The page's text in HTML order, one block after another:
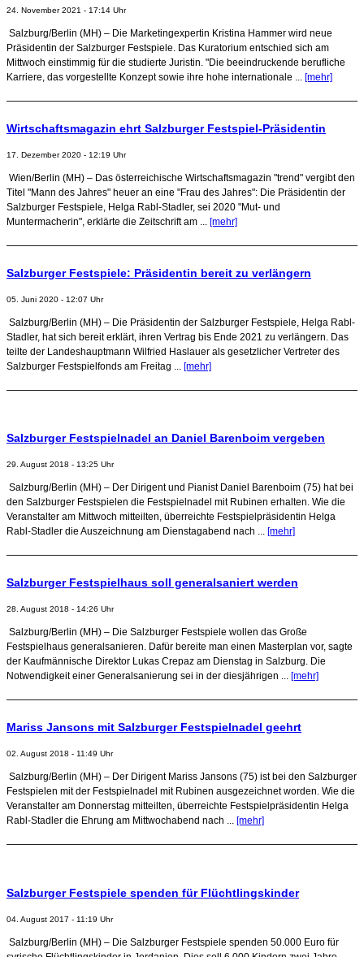
24. November 2021 - 17:14 Uhr
Salzburg/Berlin (MH) – Die Marketingexpertin Kristina Hammer wird neue
Präsidentin der Salzburger Festspiele. Das Kuratorium entschied sich am
Mittwoch einstimmig für die studierte Juristin. "Die beeindruckende berufliche
Karriere, das vorgestellte Konzept sowie ihre hohe internationale ... [mehr]
Wirtschaftsmagazin ehrt Salzburger Festspiel-Präsidentin
17. Dezember 2020 - 12:19 Uhr
Wien/Berlin (MH) – Das österreichische Wirtschaftsmagazin "trend" vergibt den
Titel "Mann des Jahres" heuer an eine "Frau des Jahres": Die Präsidentin der
Salzburger Festspiele, Helga Rabl-Stadler, sei 2020 "Mut- und
Muntermacherin", erklärte die Zeitschrift am ... [mehr]
Salzburger Festspiele: Präsidentin bereit zu verlängern
05. Juni 2020 - 12:07 Uhr
Salzburg/Berlin (MH) – Die Präsidentin der Salzburger Festspiele, Helga Rabl-
Stadler, hat sich bereit erklärt, ihren Vertrag bis Ende 2021 zu verlängern. Das
teilte der Landeshauptmann Wilfried Haslauer als gesetzlicher Vertreter des
Salzburger Festspielfonds am Freitag ... [mehr]
Salzburger Festspielnadel an Daniel Barenboim vergeben
29. August 2018 - 13:25 Uhr
Salzburg/Berlin (MH) – Der Dirigent und Pianist Daniel Barenboim (75) hat bei
den Salzburger Festspielen die Festspielnadel mit Rubinen erhalten. Wie die
Veranstalter am Mittwoch mitteilten, überreichte Festspielpräsidentin Helga
Rabl-Stadler die Auszeichnung am Dienstagabend nach ... [mehr]
Salzburger Festspielhaus soll generalsaniert werden
28. August 2018 - 14:26 Uhr
Salzburg/Berlin (MH) – Die Salzburger Festspiele wollen das Große
Festspielhaus generalsanieren. Dafür bereite man einen Masterplan vor, sagte
der Kaufmännische Direktor Lukas Crepaz am Dienstag in Salzburg. Die
Notwendigkeit einer Generalsanierung sei in der diesjährigen ... [mehr]
Mariss Jansons mit Salzburger Festspielnadel geehrt
02. August 2018 - 11:49 Uhr
Salzburg/Berlin (MH) – Der Dirigent Mariss Jansons (75) ist bei den Salzburger
Festspielen mit der Festspielnadel mit Rubinen ausgezeichnet worden. Wie die
Veranstalter am Donnerstag mitteilten, überreichte Festspielpräsidentin Helga
Rabl-Stadler die Ehrung am Mittwochabend nach ... [mehr]
Salzburger Festspiele spenden für Flüchtlingskinder
04. August 2017 - 11:19 Uhr
Salzburg/Berlin (MH) – Die Salzburger Festspiele spenden 50.000 Euro für